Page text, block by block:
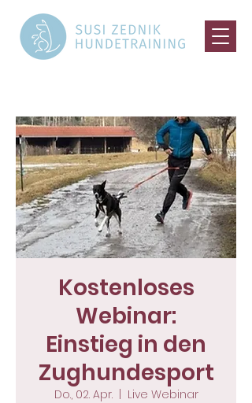
Kostenloses
Webinar:
Einstieg in den
Zughundesport
Do., 02. Apr.
  |
Live Webinar